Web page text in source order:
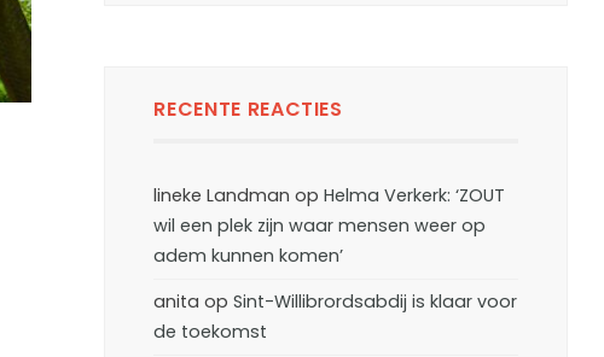
RECENTE REACTIES
lineke Landman opHelma Verkerk: ‘ZOUT
wil een plek zijn waar mensen weer op
adem kunnen komen’
anita opSint-Willibrordsabdij is klaar voor
de toekomst